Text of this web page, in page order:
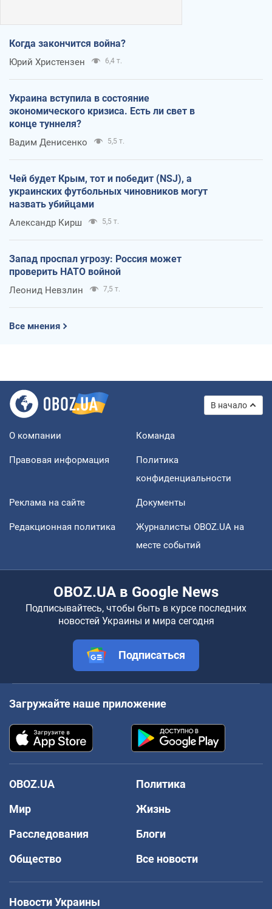
Когда закончится война?
Юрий Христензен 6,4 т.
Украина вступила в состояние
экономического кризиса. Есть ли свет в
конце туннеля?
Вадим Денисенко 5,5 т.
Чей будет Крым, тот и победит (NSJ), а
украинских футбольных чиновников могут
назвать убийцами
Александр Кирш 5,5 т.
Запад проспал угрозу: Россия может
проверить НАТО войной
Леонид Невзлин 7,5 т.
Все мнения
В начало
О компании Команда
Правовая информация
Политика
конфиденциальности
Реклама на сайте Документы
Редакционная политика
Журналисты OBOZ.UA на
месте событий
OBOZ.UA в Google News
Подписывайтесь, чтобы быть в курсе последних
новостей Украины и мира сегодня
Подписаться
Загружайте наше приложение
OBOZ.UA
Политика
Мир
Жизнь
Расследования
Блоги
Общество
Все новости
Новости Украины